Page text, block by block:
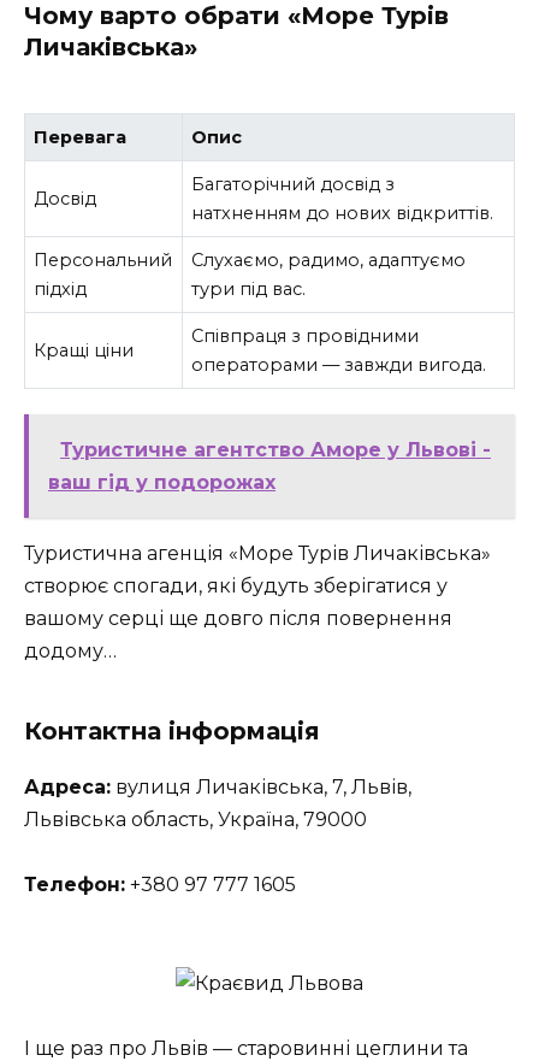
Чому варто обрати «Море Турів
Личаківська»
Перевага Опис
Досвід
Багаторічний досвід з
натхненням до нових відкриттів.
Персональний
підхід
Слухаємо, радимо, адаптуємо
тури під вас.
Кращі ціни
Співпраця з провідними
операторами — завжди вигода.
Туристичне агентство Аморе у Львові -
ваш гід у подорожах
Туристична агенція «Море Турів Личаківська»
створює спогади, які будуть зберігатися у
вашому серці ще довго після повернення
додому…
Контактна інформація
Адреса: вулиця Личаківська, 7, Львів,
Львівська область, Україна, 79000
Телефон: +380 97 777 1605
І ще раз про Львів — старовинні цеглини та